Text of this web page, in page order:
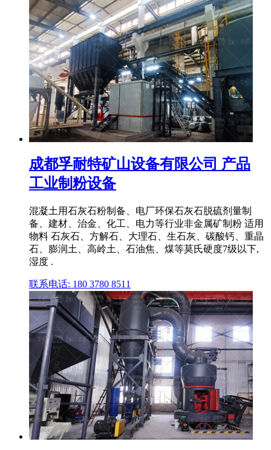
成都孚耐特矿山设备有限公司 产品
工业制粉设备
混凝土用石灰石粉制备、电厂环保石灰石脱硫剂量制
备、建材、治金、化工、电力等行业非金属矿制粉 适用
物料 石灰石、方解石、大理石、生石灰、碳酸钙、重晶
石、膨润土、高岭土、石油焦、煤等莫氏硬度7级以下,
湿度 .
联系电话: 180 3780 8511